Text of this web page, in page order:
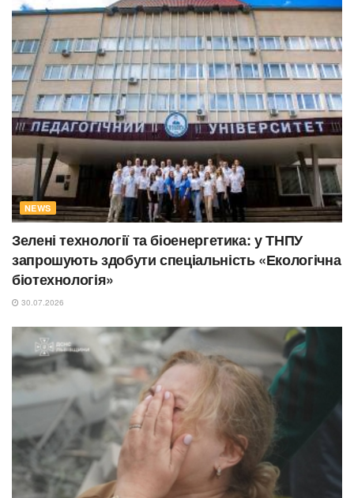
NEWS
Зелені технології та біоенергетика: у ТНПУ
запрошують здобути спеціальність «Екологічна
біотехнологія»
30.07.2026